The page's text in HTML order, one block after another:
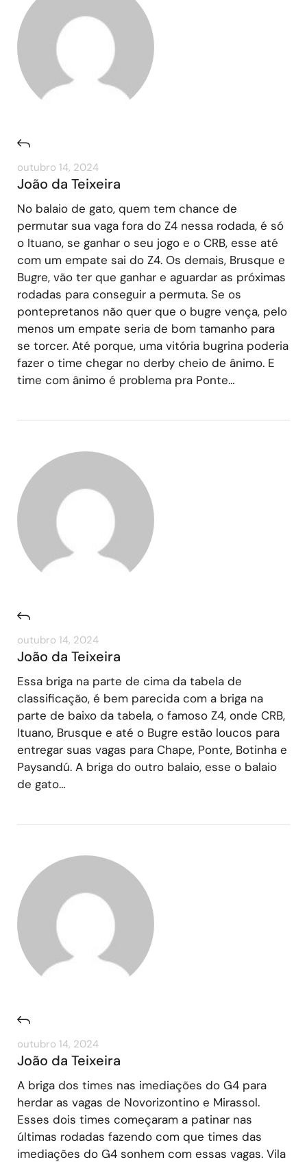
outubro 14, 2024
João da Teixeira
No balaio de gato, quem tem chance de
permutar sua vaga fora do Z4 nessa rodada, é só
o Ituano, se ganhar o seu jogo e o CRB, esse até
com um empate sai do Z4. Os demais, Brusque e
Bugre, vão ter que ganhar e aguardar as próximas
rodadas para conseguir a permuta. Se os
pontepretanos não quer que o bugre vença, pelo
menos um empate seria de bom tamanho para
se torcer. Até porque, uma vitória bugrina poderia
fazer o time chegar no derby cheio de ânimo. E
time com ânimo é problema pra Ponte…
outubro 14, 2024
João da Teixeira
Essa briga na parte de cima da tabela de
classificação, é bem parecida com a briga na
parte de baixo da tabela, o famoso Z4, onde CRB,
Ituano, Brusque e até o Bugre estão loucos para
entregar suas vagas para Chape, Ponte, Botinha e
Paysandú. A briga do outro balaio, esse o balaio
de gato…
outubro 14, 2024
João da Teixeira
A briga dos times nas imediações do G4 para
herdar as vagas de Novorizontino e Mirassol.
Esses dois times começaram a patinar nas
últimas rodadas fazendo com que times das
imediações do G4 sonhem com essas vagas. Vila